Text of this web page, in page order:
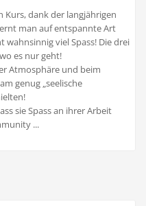
Kurs, dank der langjährigen
man auf entspannte Art
wahnsinnig viel Spass! Die drei
es nur geht!
Atmosphäre und beim
genug „seelische
sie Spass an ihrer Arbeit
...